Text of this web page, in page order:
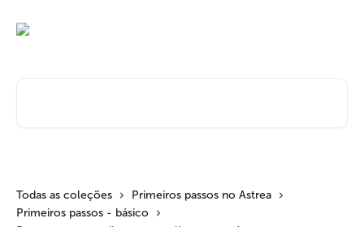
Todas as coleções
Primeiros passos no Astrea
Primeiros passos - básico